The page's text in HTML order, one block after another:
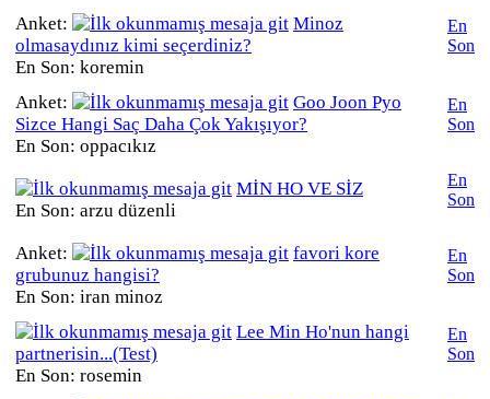
Anket:
Minoz
olmasaydınız kimi seçerdiniz?
En Son: koremin
En
Son
Anket:
Goo Joon Pyo
Sizce Hangi Saç Daha Çok Yakışıyor?
En Son: oppacıkız
En
Son
MİN HO VE SİZ
En Son: arzu düzenli
En
Son
Anket:
favori kore
grubunuz hangisi?
En Son: iran minoz
En
Son
Lee Min Ho'nun hangi
partnerisin...(Test)
En Son: rosemin
En
Son